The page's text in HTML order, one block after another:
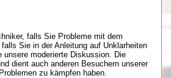
falls Sie Probleme mit dem
falls Sie in der Anleitung auf Unklarheiten
moderierte Diskussion. Die
dient auch anderen Besuchern unserer
zu kämpfen haben.